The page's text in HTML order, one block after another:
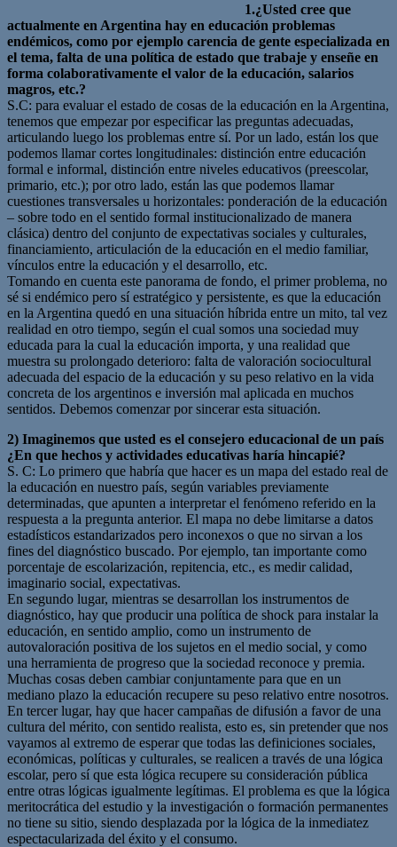
1.¿Usted cree que
actualmente en Argentina hay en educación problemas
endémicos, como por ejemplo carencia de gente especializada en
el tema, falta de una política de estado que trabaje y enseñe en
forma colaborativamente el valor de la educación, salarios
magros, etc.?
S.C: para evaluar el estado de cosas de la educación en la Argentina,
tenemos que empezar por especificar las preguntas adecuadas,
articulando luego los problemas entre sí. Por un lado, están los que
podemos llamar cortes longitudinales: distinción entre educación
formal e informal, distinción entre niveles educativos (preescolar,
primario, etc.); por otro lado, están las que podemos llamar
cuestiones transversales u horizontales: ponderación de la educación
– sobre todo en el sentido formal institucionalizado de manera
clásica) dentro del conjunto de expectativas sociales y culturales,
financiamiento, articulación de la educación en el medio familiar,
vínculos entre la educación y el desarrollo, etc.
Tomando en cuenta este panorama de fondo, el primer problema, no
sé si endémico pero sí estratégico y persistente, es que la educación
en la Argentina quedó en una situación híbrida entre un mito, tal vez
realidad en otro tiempo, según el cual somos una sociedad muy
educada para la cual la educación importa, y una realidad que
muestra su prolongado deterioro: falta de valoración sociocultural
adecuada del espacio de la educación y su peso relativo en la vida
concreta de los argentinos e inversión mal aplicada en muchos
sentidos. Debemos comenzar por sincerar esta situación.
2) Imaginemos que usted es el consejero educacional de un país
¿En que hechos y actividades educativas haría hincapié?
S. C: Lo primero que habría que hacer es un mapa del estado real de
la educación en nuestro país, según variables previamente
determinadas, que apunten a interpretar el fenómeno referido en la
respuesta a la pregunta anterior. El mapa no debe limitarse a datos
estadísticos estandarizados pero inconexos o que no sirvan a los
fines del diagnóstico buscado. Por ejemplo, tan importante como
porcentaje de escolarización, repitencia, etc., es medir calidad,
imaginario social, expectativas.
En segundo lugar, mientras se desarrollan los instrumentos de
diagnóstico, hay que producir una política de shock para instalar la
educación, en sentido amplio, como un instrumento de
autovaloración positiva de los sujetos en el medio social, y como
una herramienta de progreso que la sociedad reconoce y premia.
Muchas cosas deben cambiar conjuntamente para que en un
mediano plazo la educación recupere su peso relativo entre nosotros.
En tercer lugar, hay que hacer campañas de difusión a favor de una
cultura del mérito, con sentido realista, esto es, sin pretender que nos
vayamos al extremo de esperar que todas las definiciones sociales,
económicas, políticas y culturales, se realicen a través de una lógica
escolar, pero sí que esta lógica recupere su consideración pública
entre otras lógicas igualmente legítimas. El problema es que la lógica
meritocrática del estudio y la investigación o formación permanentes
no tiene su sitio, siendo desplazada por la lógica de la inmediatez
espectacularizada del éxito y el consumo.